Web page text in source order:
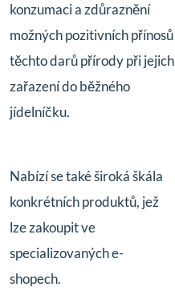
konzumaci a zdůraznění
možných pozitivních přínosů
těchto darů přírody při jejich
zařazení do běžného
jídelníčku.
Nabízí se také široká škála
konkrétních produktů, jež
lze zakoupit ve
specializovaných e-
shopech.